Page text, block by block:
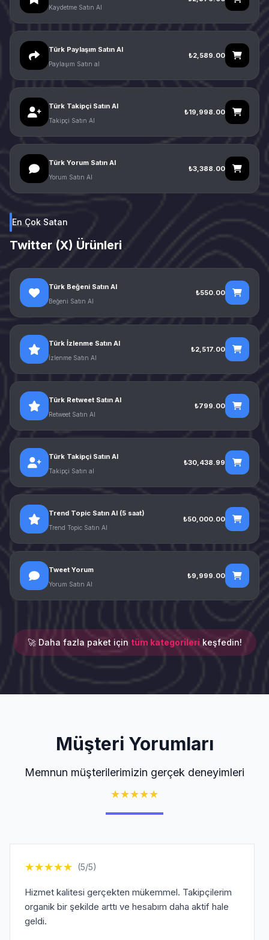
Kaydetme Satın Al
Türk Paylaşım Satın Al
Paylaşım Satın al
₺2,589.00
Türk Takipçi Satın Al
Takipçi Satın Al
₺19,998.00
Türk Yorum Satın Al
Yorum Satın Al
₺3,388.00
En Çok Satan
Twitter (X) Ürünleri
Türk Beğeni Satın Al
Beğeni Satın Al
₺550.00
Türk İzlenme Satın Al
İzlenme Satın Al
₺2,517.00
Türk Retweet Satın Al
Retweet Satın Al
₺799.00
Türk Takipçi Satın Al
Takipçi Satın al
₺30,438.99
Trend Topic Satın Al (5 saat)
Trend Topic Satın Al
₺50,000.00
Tweet Yorum
Yorum Satın Al
₺9,999.00
🚀 Daha fazla paket için tüm kategorilerikeşfedin!
Müşteri Yorumları
Memnun müşterilerimizin gerçek deneyimleri
★★★★★
★★★★★ (5/5)
Hizmet kalitesi gerçekten mükemmel. Takipçilerim
organik bir şekilde arttı ve hesabım daha aktif hale
geldi.